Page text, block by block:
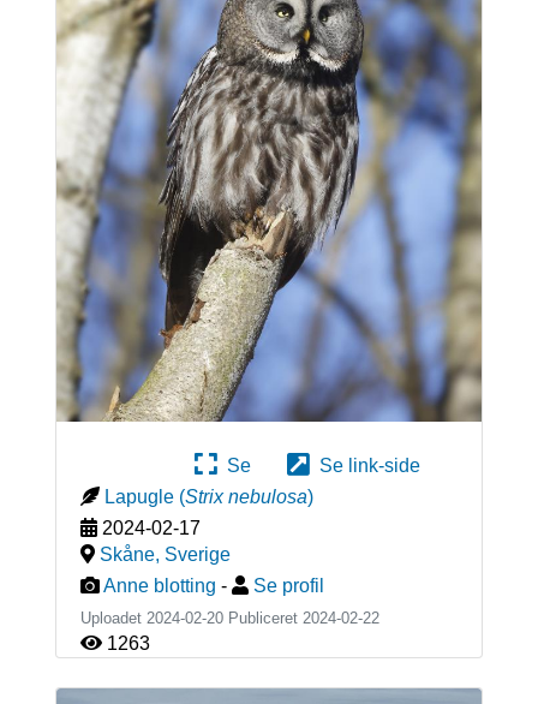
Se
Se link-side
Lapugle (Strix nebulosa)
2024-02-17
Skåne, Sverige
Anne blotting - Se profil
Uploadet 2024-02-20 Publiceret 2024-02-22
1263